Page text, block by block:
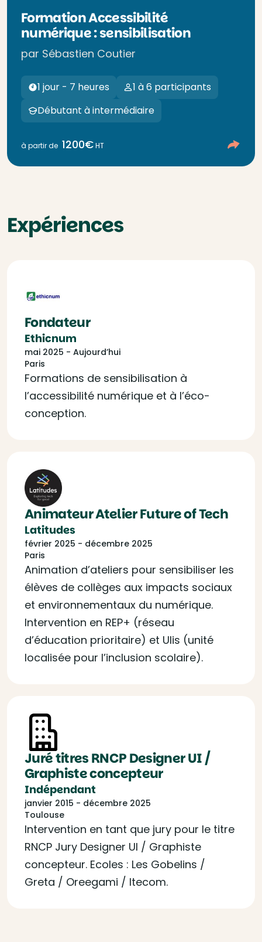
Formation Accessibilité
numérique : sensibilisation
par Sébastien Coutier
1 jour - 7 heures
1 à 6 participants
Débutant à intermédiaire
à partir de 1200€HT
Expériences
Fondateur
Ethicnum
mai 2025 - Aujourd’hui
Paris
Formations de sensibilisation à
l’accessibilité numérique et à l’éco-
conception.
Animateur Atelier Future of Tech
Latitudes
février 2025 - décembre 2025
Paris
Animation d’ateliers pour sensibiliser les
élèves de collèges aux impacts sociaux
et environnementaux du numérique.
Intervention en REP+ (réseau
d’éducation prioritaire) et Ulis (unité
localisée pour l’inclusion scolaire).
Juré titres RNCP Designer UI /
Graphiste concepteur
Indépendant
janvier 2015 - décembre 2025
Toulouse
Intervention en tant que jury pour le titre
RNCP Jury Designer UI / Graphiste
concepteur. Ecoles : Les Gobelins /
Greta / Oreegami / Itecom.